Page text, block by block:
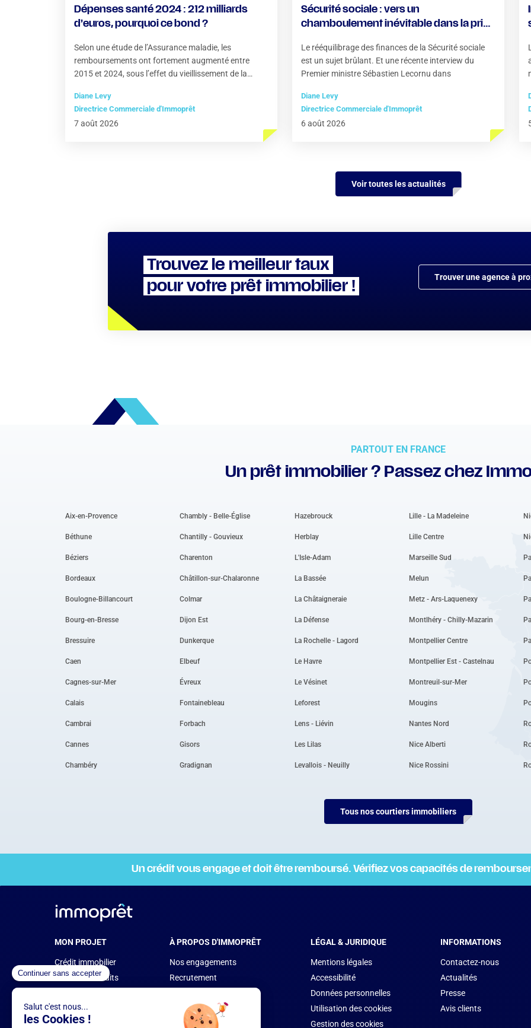
Dépenses santé 2024 : 212 milliards
d’euros, pourquoi ce bond ?
Selon une étude de l’Assurance maladie, les
remboursements ont fortement augmenté entre
2015 et 2024, sous l’effet du vieillissement de la
Diane Levy
Directrice Commerciale d'Immoprêt
7 août 2026
Sécurité sociale : vers un
chamboulement inévitable dans la prise
Le rééquilibrage des finances de la Sécurité sociale
est un sujet brûlant. Et une récente interview du
Premier ministre Sébastien Lecornu dans
Diane Levy
Directrice Commerciale d'Immoprêt
6 août 2026
Voir toutes les actualités
Trouvez le meilleur taux
pour votre prêt immobilier !
Trouver une agence à
PARTOUT EN FRANCE
Un prêt immobilier ? Passez chez
Aix-en-Provence
Béthune
Béziers
Bordeaux
Boulogne-Billancourt
Bourg-en-Bresse
Bressuire
Caen
Cagnes-sur-Mer
Calais
Cambrai
Cannes
Chambéry
Chambly - Belle-Église
Chantilly - Gouvieux
Charenton
Châtillon-sur-Chalaronne
Colmar
Dijon Est
Dunkerque
Elbeuf
Évreux
Fontainebleau
Forbach
Gisors
Gradignan
Hazebrouck
Herblay
L'Isle-Adam
La Bassée
La Châtaigneraie
La Défense
La Rochelle - Lagord
Le Havre
Le Vésinet
Leforest
Lens - Liévin
Les Lilas
Levallois - Neuilly
Lille - La Madeleine
Lille Centre
Marseille Sud
Melun
Metz - Ars-Laquenexy
Montlhéry - Chilly-Mazarin
Montpellier Centre
Montpellier Est - Castelnau
Montreuil-sur-Mer
Mougins
Nantes Nord
Nice Alberti
Nice Rossini
Tous nos courtiers immobiliers
Un crédit vous engage et doit être remboursé. Vérifiez vos capacités de
MON PROJET
Crédit immobilier
Rachat de crédits
Nos simulateurs
À PROPOS D'IMMOPRÊT
Nos engagements
Recrutement
Nos Partenaires
LÉGAL & JURIDIQUE
Mentions légales
Accessibilité
Données personnelles
Utilisation des cookies
Gestion des cookies
INFORMATIONS
Contactez-nous
Actualités
Presse
Avis clients